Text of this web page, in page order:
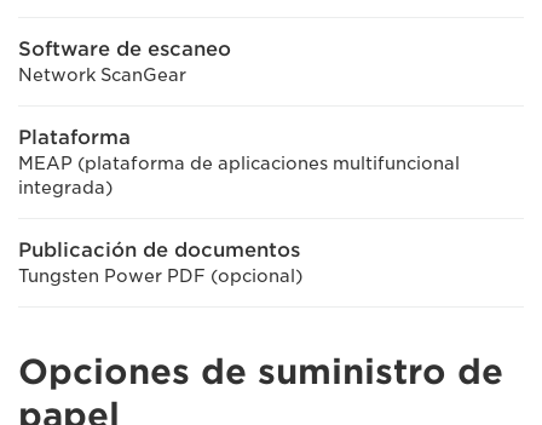
Software de escaneo
Network ScanGear
Plataforma
MEAP (plataforma de aplicaciones multifuncional
integrada)
Publicación de documentos
Tungsten Power PDF (opcional)
Opciones de suministro de
papel